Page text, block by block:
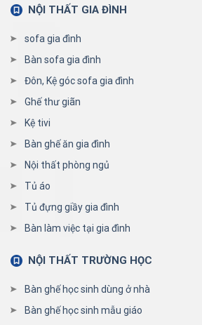
NỘI THẤT GIA ĐÌNH
sofa gia đình
Bàn sofa gia đình
Đôn, Kệ góc sofa gia đình
Ghế thư giãn
Kệ tivi
Bàn ghế ăn gia đình
Nội thất phòng ngủ
Tủ áo
Tủ đựng giầy gia đình
Bàn làm việc tại gia đình
NỘI THẤT TRƯỜNG HỌC
Bàn ghế học sinh dùng ở nhà
Bàn ghế học sinh mẫu giáo